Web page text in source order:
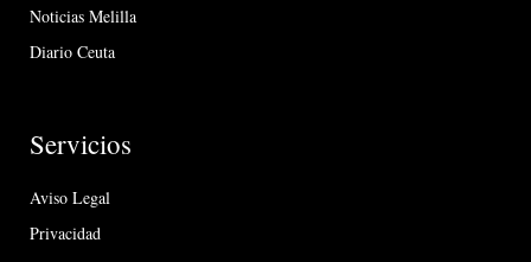
Noticias Melilla
Diario Ceuta
Servicios
Aviso Legal
Privacidad